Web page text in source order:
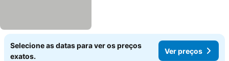
Selecione as datas para ver os preços
exatos.
Ver preços